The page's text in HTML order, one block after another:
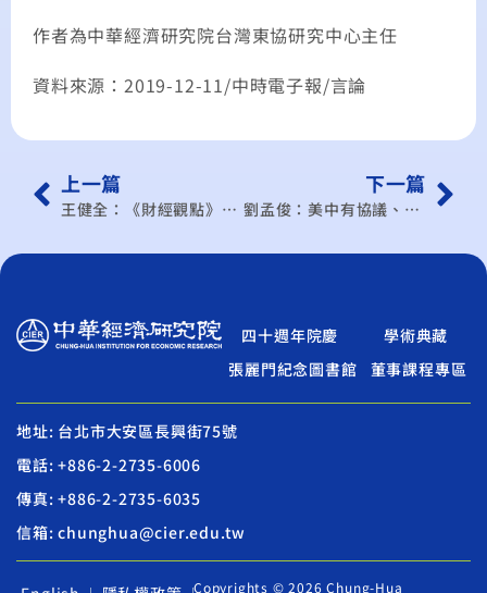
作者為中華經濟研究院台灣東協研究中心主任
資料來源：2019-12-11/中時電子報/言論
上一篇
王健全：《財經觀點》降關稅也降車價 才能刺激買氣
下一篇
劉孟俊：美中有協議、沒信任
四十週年院慶
學術典藏
張麗門紀念圖書館
董事課程專區
地址: 台北市大安區長興街75號
電話: +886-2-2735-6006
傳真: +886-2-2735-6035
信箱: chunghua@cier.edu.tw
Copyrights © 2026 Chung-Hua